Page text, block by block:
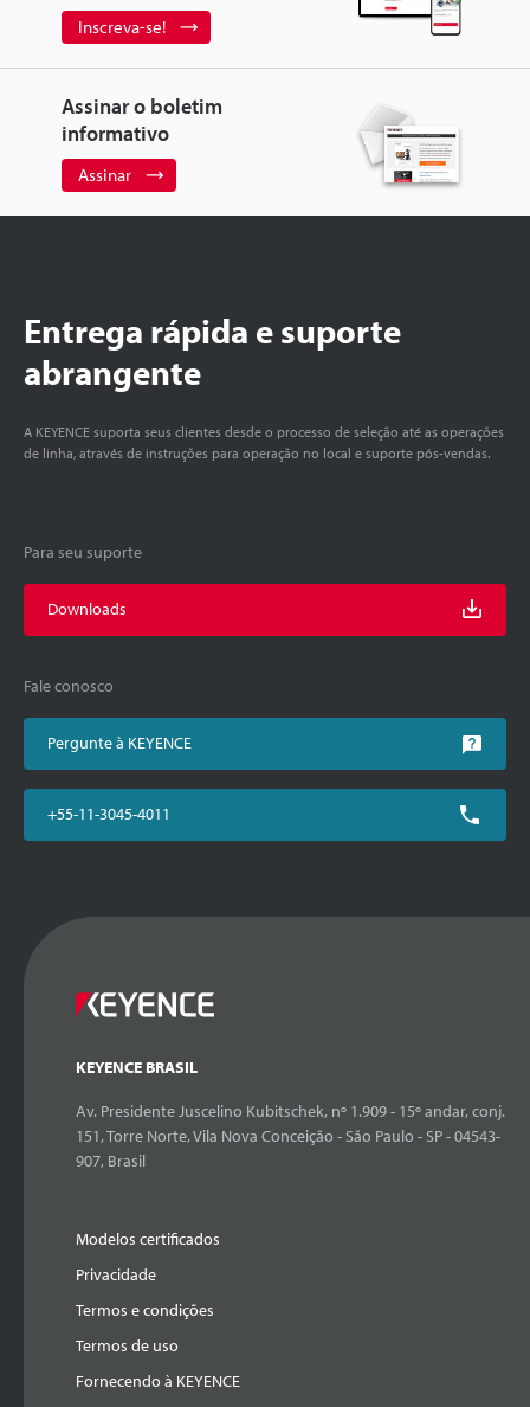
Inscreva-se!
Assinar o boletim
informativo
Assinar
Entrega rápida e suporte
abrangente
A KEYENCE suporta seus clientes desde o processo de seleção até as operações
de linha, através de instruções para operação no local e suporte pós-vendas.
Para seu suporte
Downloads
Fale conosco
Pergunte à KEYENCE
+55-11-3045-4011
KEYENCE BRASIL
Av. Presidente Juscelino Kubitschek, nº 1.909 - 15º andar, conj.
151, Torre Norte, Vila Nova Conceição - São Paulo - SP - 04543-
907, Brasil
Modelos certificados
Privacidade
Termos e condições
Termos de uso
Fornecendo à KEYENCE